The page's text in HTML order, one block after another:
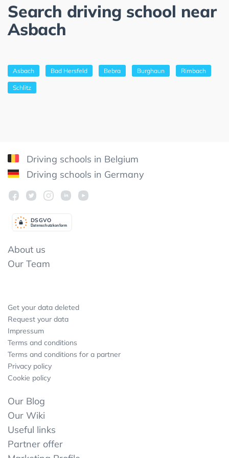
Search driving school near
Asbach
Asbach Bad Hersfeld Bebra Burghaun Rimbach
Schlitz
Driving schools in Belgium
Driving schools in Germany
Datenschutzkonform
DSGVO
About us
Our Team
Get your data deleted
Request your data
Impressum
Terms and conditions
Terms and conditions for a partner
Privacy policy
Cookie policy
Our Blog
Our Wiki
Useful links
Partner offer